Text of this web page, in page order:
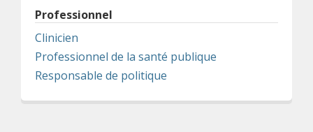
Professionnel
Clinicien
Professionnel de la santé publique
Responsable de politique